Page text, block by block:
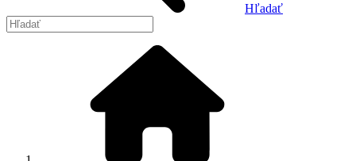
Hľadať